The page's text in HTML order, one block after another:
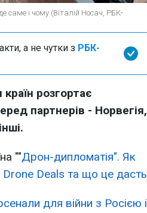
саме і чому (Віталій Носач, РБК-
а не чутки з РБК-
розгортає
партнерів - Норвегія,
""Дрон-дипломатія". Як
Drone Deals та що це дасть
для війни з Росією і